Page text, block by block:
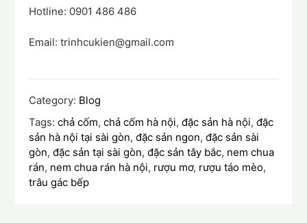
Hotline: 0901 486 486
Email: trinhcukien@gmail.com
Category: Blog
Tags:chả cốm,chả cốm hà nội,đặc sản hà nội,đặc
sản hà nội tại sài gòn,đặc sản ngon,đặc sản sài
gòn,đặc sản tại sài gòn,đặc sản tây bắc, nem chua
rán, nem chua rán hà nội, rượu mơ, rượu táo mèo,
trâu gác bếp